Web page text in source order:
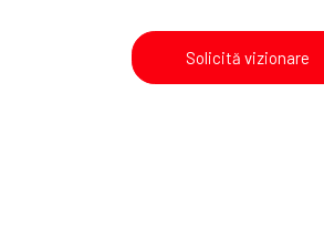
Solicită vizionare